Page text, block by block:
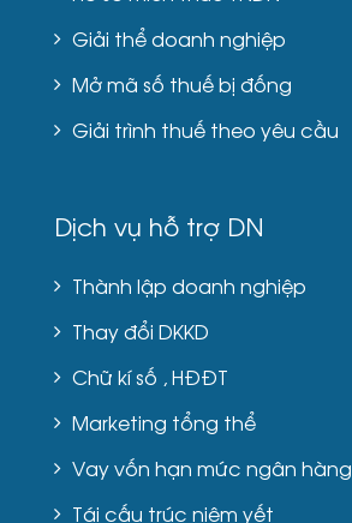
Giải thể doanh nghiệp
Mở mã số thuế bị đống
Giải trình thuế theo yêu cầu
Dịch vụ hỗ trợ DN
Thành lập doanh nghiệp
Thay đổi DKKD
Chữ kí số , HĐĐT
Marketing tổng thể
Vay vốn hạn mức ngân hàng
Tái cấu trúc niêm yết